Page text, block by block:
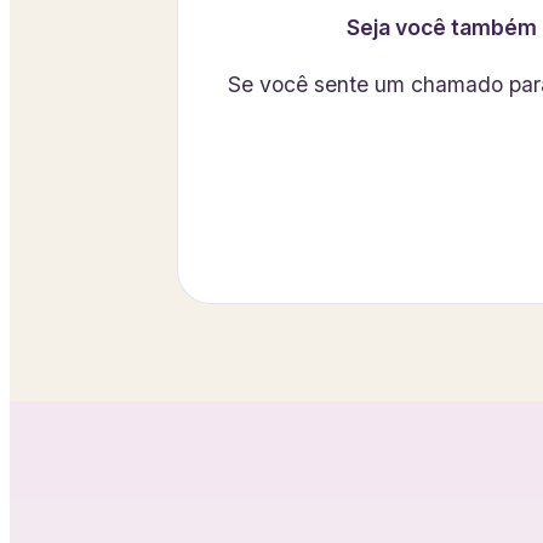
Seja você também
Se você sente um chamado